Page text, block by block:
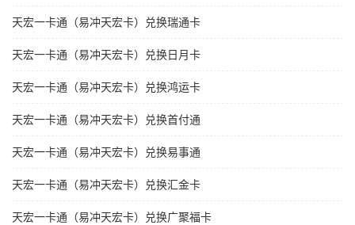
天宏一卡通（易冲天宏卡）兑换瑞通卡
天宏一卡通（易冲天宏卡）兑换日月卡
天宏一卡通（易冲天宏卡）兑换鸿运卡
天宏一卡通（易冲天宏卡）兑换首付通
天宏一卡通（易冲天宏卡）兑换易事通
天宏一卡通（易冲天宏卡）兑换汇金卡
天宏一卡通（易冲天宏卡）兑换广聚福卡